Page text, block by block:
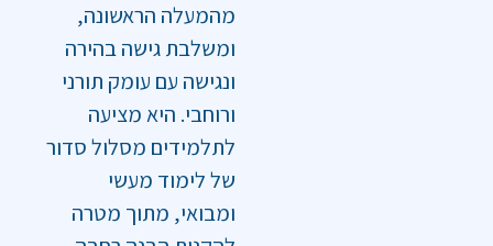
מהמעלה הראשונה,
ומשלבת גישה בהירה
ונגישה עם עומק תורני
ורוחבי. היא מציעה
לתלמידים מסלול סדור
של לימוד מעשי
ומבואי, מתוך מטרה